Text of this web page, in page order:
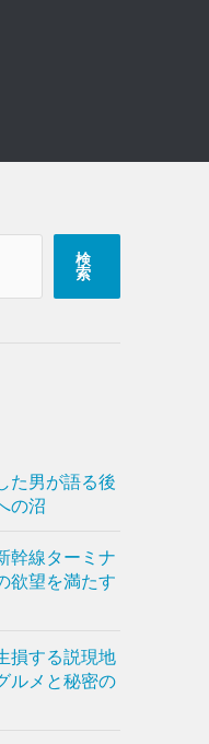
検
索
た男が語る後
の沼
幹線ターミナ
欲望を満たす
損する説現地
ルメと秘密の